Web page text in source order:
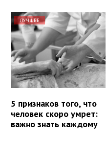
ЛУЧШЕЕ
5 признаков того, что
человек скоро умрет:
важно знать каждому